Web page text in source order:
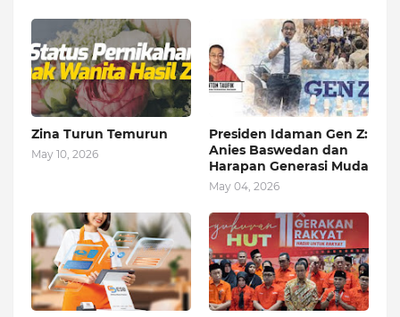
Zina Turun Temurun
May 10, 2026
Presiden Idaman Gen Z:
Anies Baswedan dan
Harapan Generasi Muda
May 04, 2026